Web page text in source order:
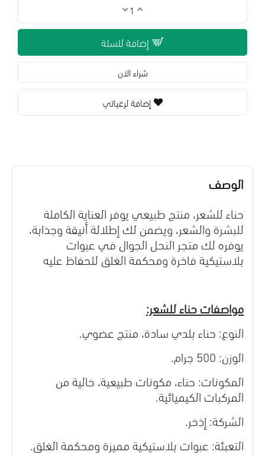
إضافة للسلة
شراء الان
إضافة لرغباتي
الوصف
حناء للشعر، منتج طبيعي يوفر العناية الكاملة
للبشرة والشعر، ويضمن لك إطلالة أنيقة وجذابة،
يوفره لك متجر النحل الجوال في عبوات
بلاستيكية فاخرة ومحكمة الغلق للحفاظ عليه
مواصفات حناء للشعر:
النوع: حناء بلدي سادة، منتج عضوي.
الوزن: 500 جرام.
المكونات: حناء، مكونات طبيعية، خالية من
المركبات الكيميائية.
الشركة: إذخر.
التعبئة: عبوات بلاستيكية مميزة ومحكمة الغلق.